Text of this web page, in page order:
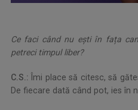
Ce faci când nu ești în fața
petreci timpul liber?
C.S.: Îmi place să citesc, să
De fiecare dată când pot, ies în